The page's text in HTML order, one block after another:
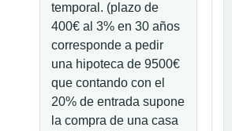
temporal. (plazo de
400€ al 3% en 30 años
corresponde a pedir
una hipoteca de 9500€
que contando con el
20% de entrada supone
la compra de una casa